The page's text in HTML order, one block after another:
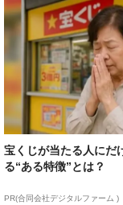
宝くじが当たる人にだ
る“ある特徴”とは？
PR(合同会社デジタルファーム )